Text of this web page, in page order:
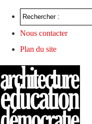
Nous contacter
Plan du site